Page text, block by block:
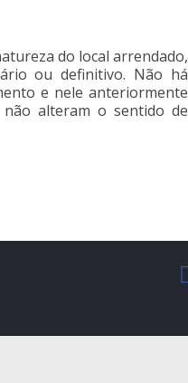
do local arrendado,
ou definitivo. Não há
e nele anteriormente
não alteram o sentido de